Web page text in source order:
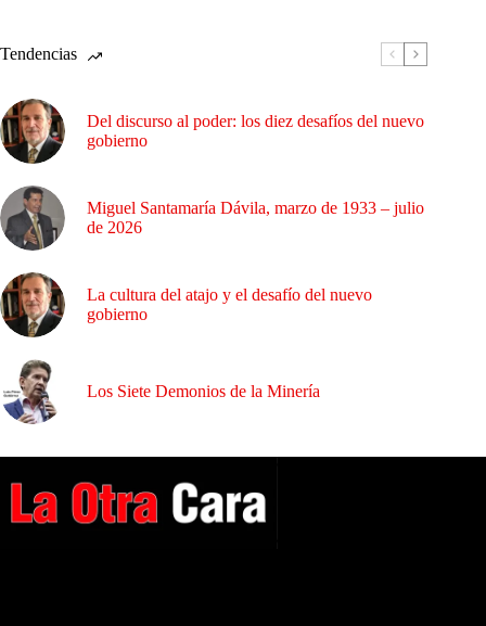
Tendencias
Del discurso al poder: los diez desafíos del nuevo
gobierno
Miguel Santamaría Dávila, marzo de 1933 – julio
de 2026
La cultura del atajo y el desafío del nuevo
gobierno
Los Siete Demonios de la Minería